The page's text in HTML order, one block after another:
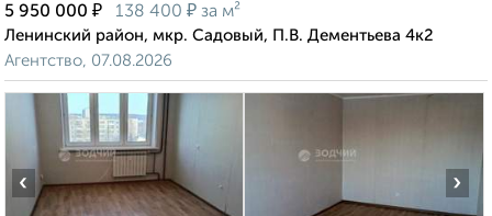
5 950 000 ₽ 138 400 ₽ за м²
Ленинский район, мкр. Садовый, П.В. Дементьева 4к2
Агентство, 07.08.2026
‹ ›